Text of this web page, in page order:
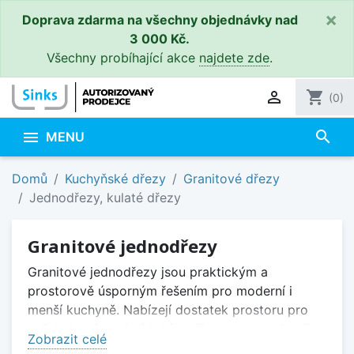
Doprava zdarma na všechny objednávky nad
3 000 Kč.
Všechny probíhající akce najdete zde.
×
 shopping_cart (0)
 MENU search
Domů Kuchyňské dřezy
Granitové dřezy
Jednodřezy, kulaté dřezy
Granitové jednodřezy
Zobrazit celé
Granitové jednodřezy jsou praktickým a
prostorově úsporným řešením pro moderní i
menší kuchyně. Nabízejí dostatek prostoru pro
zachování kompaktních rozměrů.